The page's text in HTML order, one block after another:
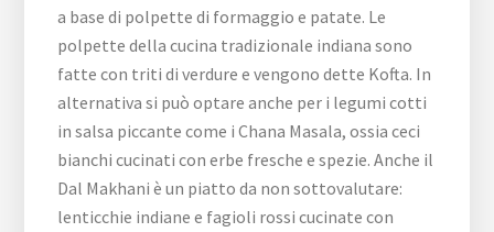
a base di polpette di formaggio e patate. Le
polpette della cucina tradizionale indiana sono
fatte con triti di verdure e vengono dette Kofta. In
alternativa si può optare anche per i legumi cotti
in salsa piccante come i Chana Masala, ossia ceci
bianchi cucinati con erbe fresche e spezie. Anche il
Dal Makhani è un piatto da non sottovalutare:
lenticchie indiane e fagioli rossi cucinate con